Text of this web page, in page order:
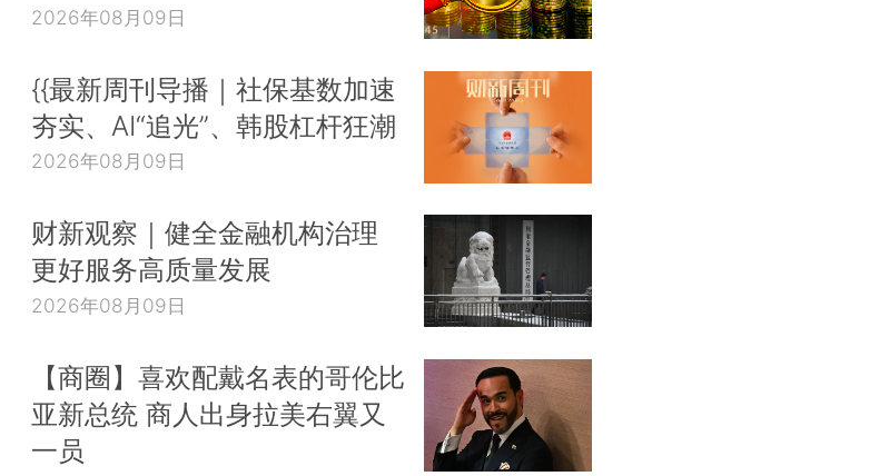
2026年08月09日
{{最新周刊导播｜社保基数加速
夯实、AI“追光”、韩股杠杆狂潮
2026年08月09日
财新观察｜健全金融机构治理
更好服务高质量发展
2026年08月09日
【商圈】喜欢配戴名表的哥伦比
亚新总统 商人出身拉美右翼又
一员